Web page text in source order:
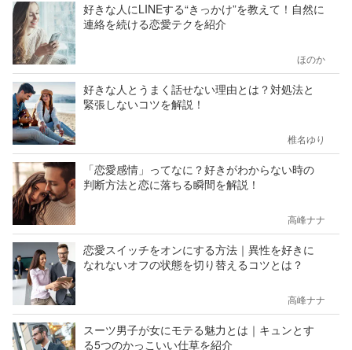
好きな人にLINEする“きっかけ”を教えて！自然に
連絡を続ける恋愛テクを紹介
ほのか
好きな人とうまく話せない理由とは？対処法と
緊張しないコツを解説！
椎名ゆり
「恋愛感情」ってなに？好きがわからない時の
判断方法と恋に落ちる瞬間を解説！
高峰ナナ
恋愛スイッチをオンにする方法｜異性を好きに
なれないオフの状態を切り替えるコツとは？
高峰ナナ
スーツ男子が女にモテる魅力とは｜キュンとす
る5つのかっこいい仕草を紹介